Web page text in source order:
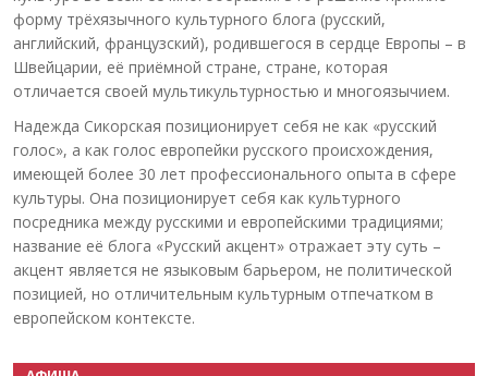
форму трёхязычного культурного блога (русский,
английский, французский), родившегося в сердце Европы – в
Швейцарии, её приёмной стране, стране, которая
отличается своей мультикультурностью и многоязычием.
Надежда Сикорская позиционирует себя не как «русский
голос», а как голос европейки русского происхождения,
имеющей более 30 лет профессионального опыта в сфере
культуры. Она позиционирует себя как культурного
посредника между русскими и европейскими традициями;
название её блога «Русский акцент» отражает эту суть –
акцент является не языковым барьером, не политической
позицией, но отличительным культурным отпечатком в
европейском контексте.